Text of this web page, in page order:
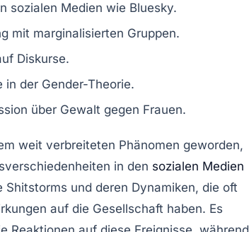
sozialen Medien wie Bluesky.
mit marginalisierten Gruppen.
Diskurse.
in der Gender-Theorie.
über Gewalt gegen Frauen.
weit verbreiteten Phänomen geworden,
in den sozialen Medien
Shitstorms und deren Dynamiken, die oft
auf die Gesellschaft haben. Es